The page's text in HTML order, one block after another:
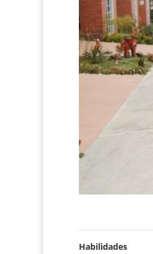
Habilidades